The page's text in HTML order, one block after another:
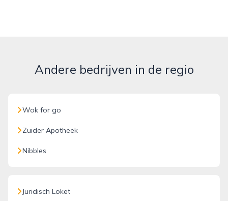
Andere bedrijven in de regio
Wok for go
Zuider Apotheek
Nibbles
Juridisch Loket